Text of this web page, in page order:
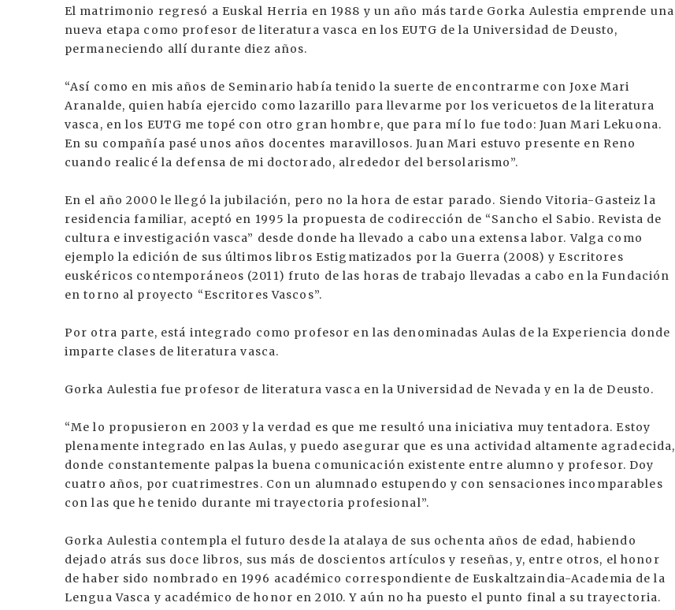
El matrimonio regresó a Euskal Herria en 1988 y un año más tarde Gorka Aulestia emprende una
nueva etapa como profesor de literatura vasca en los EUTG de la Universidad de Deusto,
permaneciendo allí durante diez años.
“Así como en mis años de Seminario había tenido la suerte de encontrarme con Joxe Mari
Aranalde, quien había ejercido como lazarillo para llevarme por los vericuetos de la literatura
vasca, en los EUTG me topé con otro gran hombre, que para mí lo fue todo: Juan Mari Lekuona.
En su compañía pasé unos años docentes maravillosos. Juan Mari estuvo presente en Reno
cuando realicé la defensa de mi doctorado, alrededor del bersolarismo”.
En el año 2000 le llegó la jubilación, pero no la hora de estar parado. Siendo Vitoria-Gasteiz la
residencia familiar, aceptó en 1995 la propuesta de codirección de “Sancho el Sabio. Revista de
cultura e investigación vasca” desde donde ha llevado a cabo una extensa labor. Valga como
ejemplo la edición de sus últimos libros Estigmatizados por la Guerra (2008) y Escritores
euskéricos contemporáneos (2011) fruto de las horas de trabajo llevadas a cabo en la Fundación
en torno al proyecto “Escritores Vascos”.
Por otra parte, está integrado como profesor en las denominadas Aulas de la Experiencia donde
imparte clases de literatura vasca.
Gorka Aulestia fue profesor de literatura vasca en la Universidad de Nevada y en la de Deusto.
“Me lo propusieron en 2003 y la verdad es que me resultó una iniciativa muy tentadora. Estoy
plenamente integrado en las Aulas, y puedo asegurar que es una actividad altamente agradecida,
donde constantemente palpas la buena comunicación existente entre alumno y profesor. Doy
cuatro años, por cuatrimestres. Con un alumnado estupendo y con sensaciones incomparables
con las que he tenido durante mi trayectoria profesional”.
Gorka Aulestia contempla el futuro desde la atalaya de sus ochenta años de edad, habiendo
dejado atrás sus doce libros, sus más de doscientos artículos y reseñas, y, entre otros, el honor
de haber sido nombrado en 1996 académico correspondiente de Euskaltzaindia-Academia de la
Lengua Vasca y académico de honor en 2010. Y aún no ha puesto el punto final a su trayectoria.